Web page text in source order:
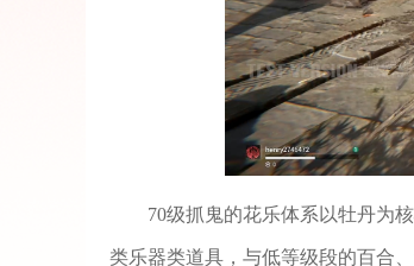
70级抓鬼的花乐体系以牡丹为
类乐器类道具，与低等级段的百合